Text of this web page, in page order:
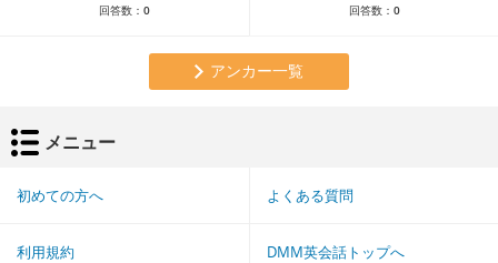
回答数： 0 回答数： 0
アンカー一覧
メニュー
初めての方へ よくある質問
利用規約 DMM英会話トップへ